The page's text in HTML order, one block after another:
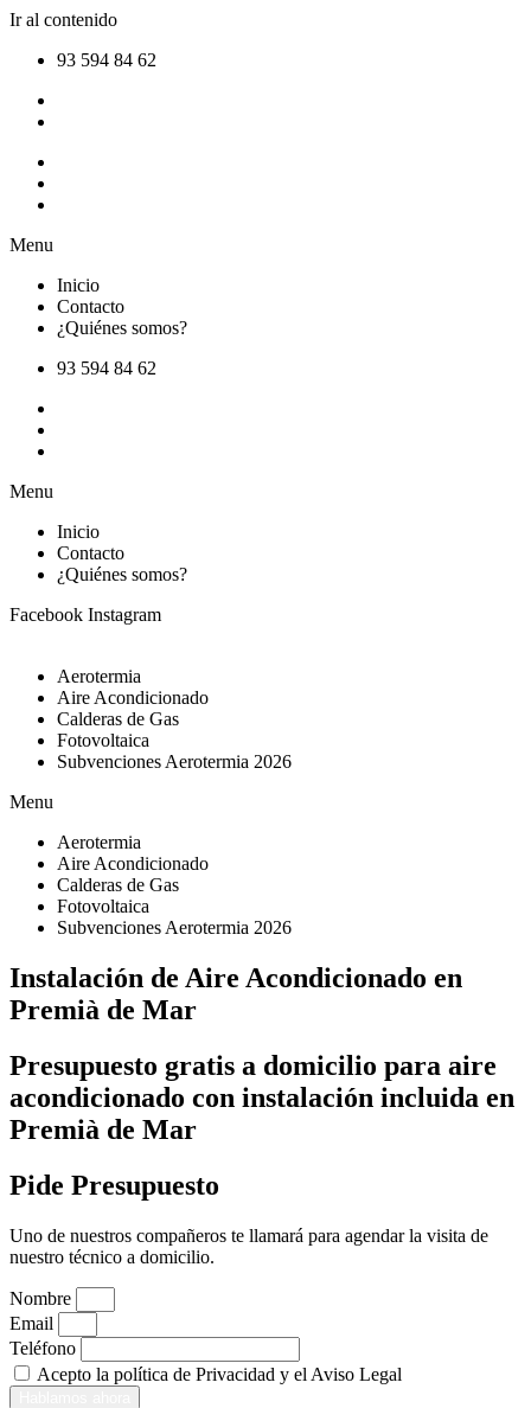
Ir al contenido
93 594 84 62
Menu
Inicio
Contacto
¿Quiénes somos?
93 594 84 62
Menu
Inicio
Contacto
¿Quiénes somos?
Facebook Instagram
Aerotermia
Aire Acondicionado
Calderas de Gas
Fotovoltaica
Subvenciones Aerotermia 2026
Menu
Aerotermia
Aire Acondicionado
Calderas de Gas
Fotovoltaica
Subvenciones Aerotermia 2026
Instalación de Aire Acondicionado en
Premià de Mar
Presupuesto gratis a domicilio para aire
acondicionado con instalación incluida en
Premià de Mar
Pide Presupuesto
Uno de nuestros compañeros te llamará para agendar la visita de
nuestro técnico a domicilio.
Nombre
Email
Teléfono
Acepto la política de Privacidad y el Aviso Legal